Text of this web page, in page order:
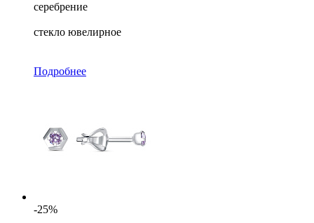
серебрение
стекло ювелирное
Подробнее
-25%